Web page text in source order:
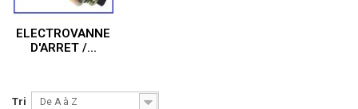
ELECTROVANNE
D'ARRET /...
Tri De A à Z